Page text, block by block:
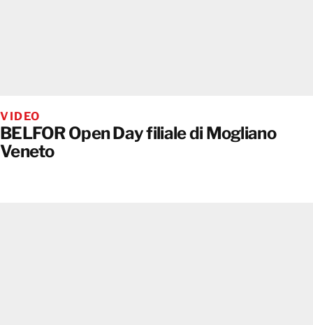
VIDEO
BELFOR Open Day filiale di Mogliano
Veneto